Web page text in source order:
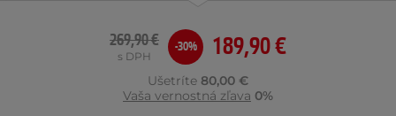
189,90 €
269,90 €
s DPH
-30%
Ušetríte 80,00 €
Vaša vernostná zľava 0%